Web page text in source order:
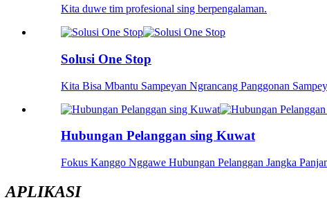
Kita duwe tim profesional sing berpengalaman.
Solusi One Stop
Kita Bisa Mbantu Sampeyan Ngrancang Panggonan
Hubungan Pelanggan sing Kuwat
Fokus Kanggo Nggawe Hubungan Pelanggan Jangka
APLIKASI